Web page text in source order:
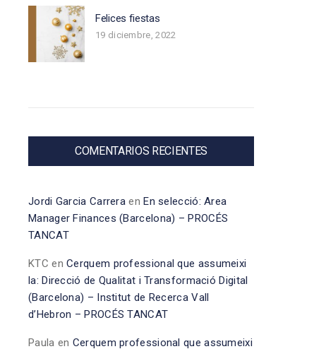
Felices fiestas
19 diciembre, 2022
COMENTARIOS RECIENTES
Jordi Garcia Carrera enEn selecció: Area
Manager Finances (Barcelona) – PROCÉS
TANCAT
KTC enCerquem professional que assumeixi
la: Direcció de Qualitat i Transformació Digital
(Barcelona) – Institut de Recerca Vall
d’Hebron – PROCÉS TANCAT
Paula en Cerquem professional que assumeixi